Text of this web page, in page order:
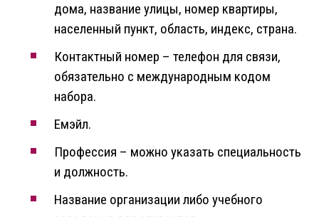
дома, название улицы, номер квартиры,
населенный пункт, область, индекс, страна.
Контактный номер – телефон для связи,
обязательно с международным кодом
набора.
Емэйл.
Профессия – можно указать специальность
и должность.
Название организации либо учебного